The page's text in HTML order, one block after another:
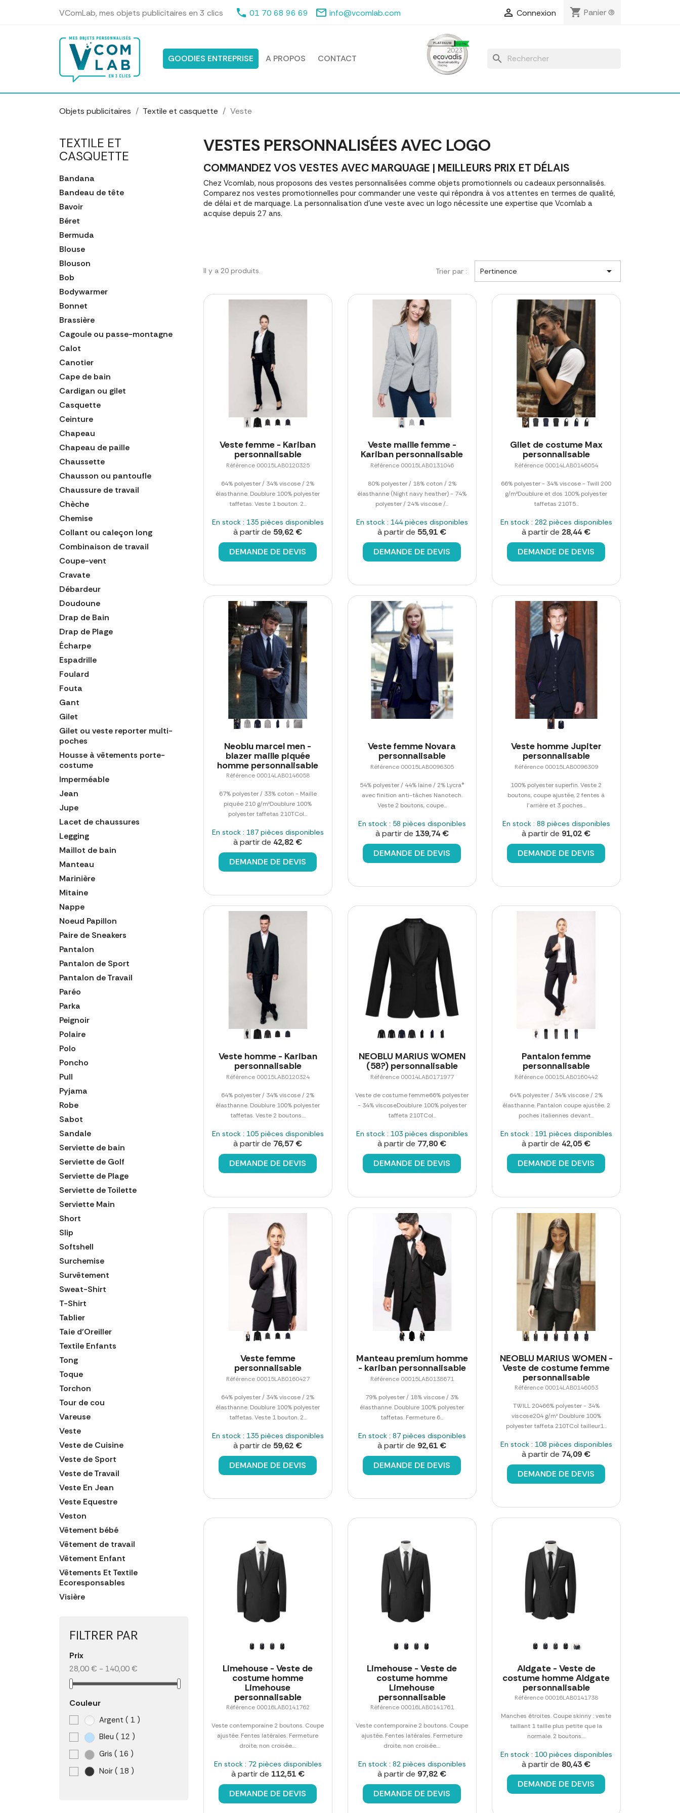
VComLab, mes objets publicitaires en 3 clics phone 01 70 68 96 69 mail_outline info@vcomlab.com  Connexion shopping_cart Panier(0)
GOODIES ENTREPRISE A PROPOS CONTACT search
Objets publicitaires Textile et casquette Veste
TEXTILE ET
CASQUETTE
Bandana
Bandeau de tête
Bavoir
Béret
Bermuda
Blouse
Blouson
Bob
Bodywarmer
Bonnet
Brassière
Cagoule ou passe-montagne
Calot
Canotier
Cape de bain
Cardigan ou gilet
Casquette
Ceinture
Chapeau
Chapeau de paille
Chaussette
Chausson ou pantoufle
Chaussure de travail
Chèche
Chemise
Collant ou caleçon long
Combinaison de travail
Coupe-vent
Cravate
Débardeur
Doudoune
Drap de Bain
Drap de Plage
Écharpe
Espadrille
Foulard
Fouta
Gant
Gilet
Gilet ou veste reporter multi-
poches
Housse à vêtements porte-
costume
Imperméable
Jean
Jupe
Lacet de chaussures
Legging
Maillot de bain
Manteau
Marinière
Mitaine
Nappe
Noeud Papillon
Paire de Sneakers
Pantalon
Pantalon de Sport
Pantalon de Travail
Paréo
Parka
Peignoir
Polaire
Polo
Poncho
Pull
Pyjama
Robe
Sabot
Sandale
Serviette de bain
Serviette de Golf
Serviette de Plage
Serviette de Toilette
Serviette Main
Short
Slip
Softshell
Surchemise
Survêtement
Sweat-Shirt
T-Shirt
Tablier
Taie d'Oreiller
Textile Enfants
Tong
Toque
Torchon
Tour de cou
Vareuse
Veste
Veste de Cuisine
Veste de Sport
Veste de Travail
Veste En Jean
Veste Equestre
Veston
Vêtement bébé
Vêtement de travail
Vêtement Enfant
Vêtements Et Textile
Ecoresponsables
Visière
FILTRER PAR
Prix
28,00 € - 140,00 €
Couleur
Argent ( 1 )
Bleu ( 12 )
Gris ( 16 )
Noir ( 18 )
VESTES PERSONNALISÉES AVEC LOGO
COMMANDEZ VOS VESTES AVEC MARQUAGE | MEILLEURS PRIX ET DÉLAIS
Chez Vcomlab, nous proposons des vestes personnalisées comme objets promotionnels ou cadeaux personnalisés.
Comparez nos vestes promotionnelles pour commander une veste qui répondra à vos attentes en termes de qualité,
de délai et de marquage. La personnalisation d'une veste avec un logo nécessite une expertise que Vcomlab a
acquise depuis 27 ans.
Il y a 20 produits. Trier par : Pertinence 
Veste femme - Kariban
personnalisable
Référence 00015LAB0120325
64% polyester / 34% viscose / 2%
élasthanne. Doublure 100% polyester
taffetas. Veste 1 bouton. 2...
En stock : 135 pièces disponibles
à partir de 59,62 €
DEMANDE DE DEVIS
Veste maille femme -
Kariban personnalisable
Référence 00015LAB0131046
80% polyester / 18% coton / 2%
élasthanne (Night navy heather) - 74%
polyester / 24% viscose /...
En stock : 144 pièces disponibles
à partir de 55,91 €
DEMANDE DE DEVIS
Gilet de costume Max
personnalisable
Référence 00014LAB0146054
66% polyester - 34% viscose - Twill 200
g/m²Doublure et dos 100% polyester
taffetas 210T5...
En stock : 282 pièces disponibles
à partir de 28,44 €
DEMANDE DE DEVIS
Neoblu marcel men -
blazer maille piquée
homme personnalisable
Référence 00014LAB0146058
67% polyester / 33% coton - Maille
piquée 210 g/m²Doublure 100%
polyester taffetas 210TCol...
En stock : 187 pièces disponibles
à partir de 42,82 €
DEMANDE DE DEVIS
Veste femme Novara
personnalisable
Référence 00015LAB0096305
54% polyester / 44% laine / 2% Lycra®
avec finition anti-tâches Nanotech.
Veste 2 boutons, coupe...
En stock : 58 pièces disponibles
à partir de 139,74 €
DEMANDE DE DEVIS
Veste homme Jupiter
personnalisable
Référence 00015LAB0096309
100% polyester superfin. Veste 2
boutons, coupe ajustée, 2 fentes à
l'arrière et 3 poches...
En stock : 88 pièces disponibles
à partir de 91,02 €
DEMANDE DE DEVIS
Veste homme - Kariban
personnalisable
Référence 00015LAB0120324
64% polyester / 34% viscose / 2%
élasthanne. Doublure 100% polyester
taffetas. Veste 2 boutons....
En stock : 105 pièces disponibles
à partir de 76,57 €
DEMANDE DE DEVIS
NEOBLU MARIUS WOMEN
(58?) personnalisable
Référence 00014LAB0171977
Veste de costume femme66% polyester
- 34% viscoseDoublure 100% polyester
taffeta 210TCol...
En stock : 103 pièces disponibles
à partir de 77,80 €
DEMANDE DE DEVIS
Pantalon femme
personnalisable
Référence 00015LAB0160442
64% polyester / 34% viscose / 2%
élasthanne. Pantalon coupe ajustée. 2
poches italiennes devant...
En stock : 191 pièces disponibles
à partir de 42,05 €
DEMANDE DE DEVIS
Veste femme
personnalisable
Référence 00015LAB0160427
64% polyester / 34% viscose / 2%
élasthanne. Doublure 100% polyester
taffetas. Veste 1 bouton. 2...
En stock : 135 pièces disponibles
à partir de 59,62 €
DEMANDE DE DEVIS
Manteau premium homme
- kariban personnalisable
Référence 00015LAB0138671
79% polyester / 18% viscose / 3%
élasthanne. Doublure 100% polyester
taffetas. Fermeture 6...
En stock : 87 pièces disponibles
à partir de 92,61 €
DEMANDE DE DEVIS
NEOBLU MARIUS WOMEN -
Veste de costume femme
personnalisable
Référence 00014LAB0146053
TWILL 20466% polyester - 34%
viscose204 g/m² Doublure 100%
polyester taffeta 210TCol tailleur1...
En stock : 108 pièces disponibles
à partir de 74,09 €
DEMANDE DE DEVIS
Limehouse - Veste de
costume homme
Limehouse
personnalisable
Référence 00016LAB0141762
Veste contemporaine 2 boutons. Coupe
ajustée. Fentes latérales. Fermeture
droite, non croisée....
En stock : 72 pièces disponibles
à partir de 112,51 €
DEMANDE DE DEVIS
Limehouse - Veste de
costume homme
Limehouse
personnalisable
Référence 00016LAB0141761
Veste contemporaine 2 boutons. Coupe
ajustée. Fentes latérales. Fermeture
droite, non croisée....
En stock : 82 pièces disponibles
à partir de 97,82 €
DEMANDE DE DEVIS
Aldgate - Veste de
costume homme Aldgate
personnalisable
Référence 00016LAB0141738
Manches étroites. Coupe skinny : veste
taillant 1 taille plus petite que la
normale. 2 boutons....
En stock : 100 pièces disponibles
à partir de 80,43 €
DEMANDE DE DEVIS